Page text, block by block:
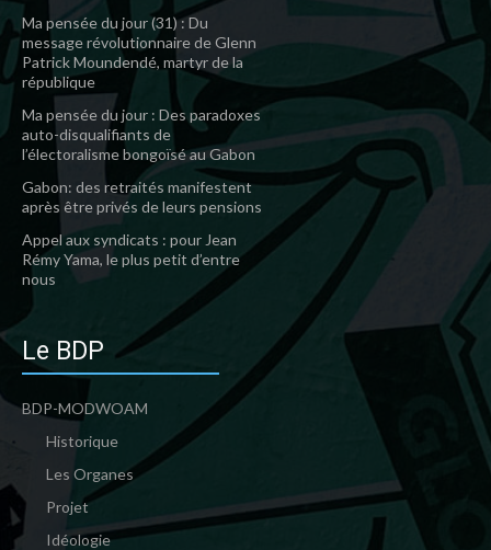
Ma pensée du jour (31) : Du
message révolutionnaire de Glenn
Patrick Moundendé, martyr de la
république
Ma pensée du jour : Des paradoxes
auto-disqualifiants de
l’électoralisme bongoïsé au Gabon
Gabon: des retraités manifestent
après être privés de leurs pensions
Appel aux syndicats : pour Jean
Rémy Yama, le plus petit d’entre
nous
Le BDP
BDP-MODWOAM
Historique
Les Organes
Projet
Idéologie